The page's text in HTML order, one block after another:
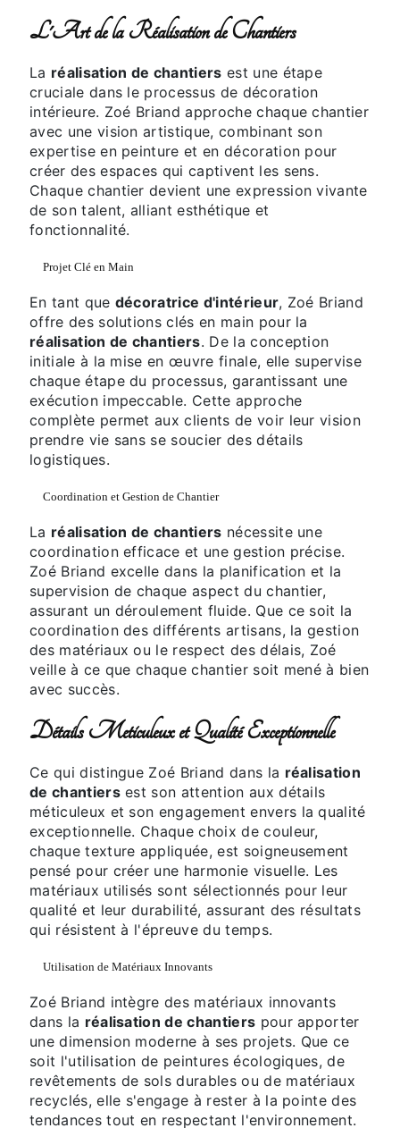
L'Art de la Réalisation de Chantiers
La réalisation de chantiers est une étape
cruciale dans le processus de décoration
intérieure. Zoé Briand approche chaque chantier
avec une vision artistique, combinant son
expertise en peinture et en décoration pour
créer des espaces qui captivent les sens.
Chaque chantier devient une expression vivante
de son talent, alliant esthétique et
fonctionnalité.
Projet Clé en Main
En tant que décoratrice d'intérieur, Zoé Briand
offre des solutions clés en main pour la
réalisation de chantiers. De la conception
initiale à la mise en œuvre finale, elle supervise
chaque étape du processus, garantissant une
exécution impeccable. Cette approche
complète permet aux clients de voir leur vision
prendre vie sans se soucier des détails
logistiques.
Coordination et Gestion de Chantier
La réalisation de chantiers nécessite une
coordination efficace et une gestion précise.
Zoé Briand excelle dans la planification et la
supervision de chaque aspect du chantier,
assurant un déroulement fluide. Que ce soit la
coordination des différents artisans, la gestion
des matériaux ou le respect des délais, Zoé
veille à ce que chaque chantier soit mené à bien
avec succès.
Détails Meticuleux et Qualité Exceptionnelle
Ce qui distingue Zoé Briand dans la réalisation
de chantiersest son attention aux détails
méticuleux et son engagement envers la qualité
exceptionnelle. Chaque choix de couleur,
chaque texture appliquée, est soigneusement
pensé pour créer une harmonie visuelle. Les
matériaux utilisés sont sélectionnés pour leur
qualité et leur durabilité, assurant des résultats
qui résistent à l'épreuve du temps.
Utilisation de Matériaux Innovants
Zoé Briand intègre des matériaux innovants
dans la réalisation de chantiers pour apporter
une dimension moderne à ses projets. Que ce
soit l'utilisation de peintures écologiques, de
revêtements de sols durables ou de matériaux
recyclés, elle s'engage à rester à la pointe des
tendances tout en respectant l'environnement.